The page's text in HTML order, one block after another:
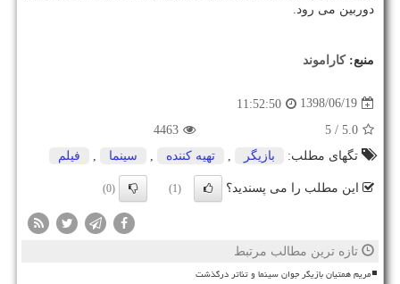
دوربین می رود.
منبع:كاراموند
1398/06/19
11:52:50
5.0
/ 5
4463
تگهای مطلب:
بازیگر تهیه كننده سینما فیلم
این مطلب را می پسندید؟ (1)
(0)
تازه ترین مطالب مرتبط
مریم همتیان بازیگر جوان سینما و تئاتر درگذشت